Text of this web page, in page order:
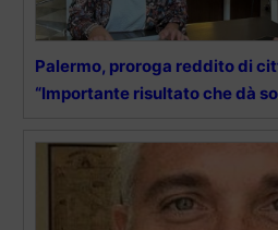
Palermo, proroga reddito di
“Importante risultato che dà